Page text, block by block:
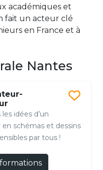
académiques et
fait un acteur clé
en France et à
Nantes
idées d’un
en schémas et dessins
par tous !